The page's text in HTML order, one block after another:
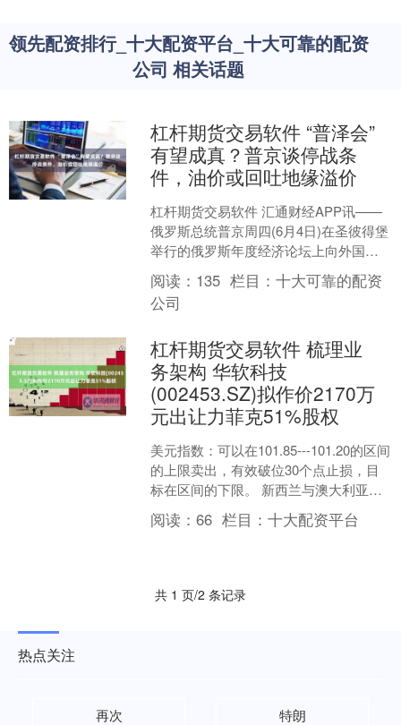
领先配资排行_十大配资平台_十大可靠的配资
公司 相关话题
杠杆期货交易软件 “普泽会”
有望成真？普京谈停战条
件，油价或回吐地缘溢价
杠杆期货交易软件 汇通财经APP讯——
俄罗斯总统普京周四(6月4日)在圣彼得堡
举行的俄罗斯年度经济论坛上向外国媒
体表示，俄军仍在战场上每天推进。 他
强调，若乌克....
阅读： 135 栏目：十大可靠的配资
公司
杠杆期货交易软件 梳理业
务架构 华软科技
(002453.SZ)拟作价2170万
元出让力菲克51%股权
美元指数：可以在101.85---101.20的区间
的上限卖出，有效破位30个点止损，目
标在区间的下限。 新西兰与澳大利亚存
在紧密的贸易联系，两者地理位置也足
够....
阅读：66 栏目：十大配资平台
共 1 页/2 条记录
热点关注
再次 特朗